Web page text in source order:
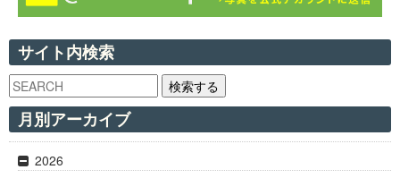
サイト内検索
検索する
月別アーカイブ
2026